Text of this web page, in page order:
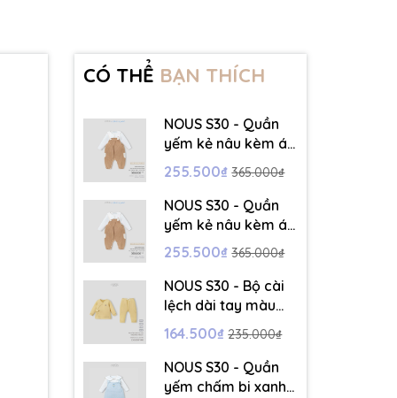
CÓ THỂ BẠN THÍCH
NOUS S30 - Quần
yếm kẻ nâu kèm áo
dài tay màu trắng -
3-6M - SS26.T5C
255.500₫ 365.000₫
NOUS S30 - Quần
yếm kẻ nâu kèm áo
dài tay màu trắng -
6-9M - SS26.T5C
255.500₫ 365.000₫
NOUS S30 - Bộ cài
lệch dài tay màu
vàng thêu trang trí
- 12-18M - SS26.T5C
164.500₫ 235.000₫
NOUS S30 - Quần
yếm chấm bi xanh